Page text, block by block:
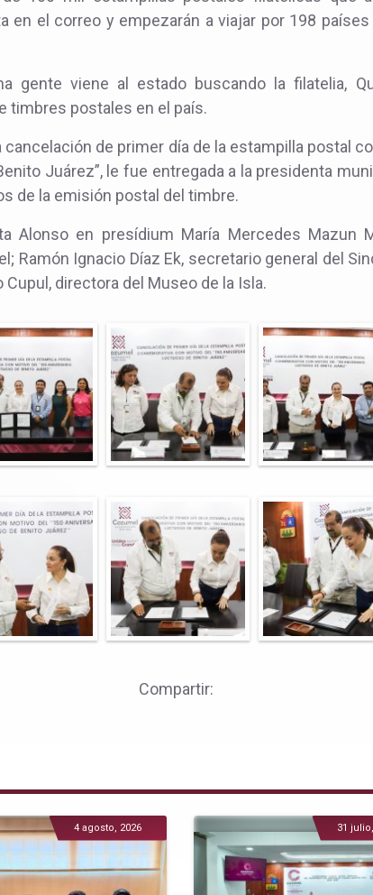
en el correo y empezarán a viajar por 198 países
gente viene al estado buscando la filatelia,
timbres postales en el país.
de primer día de la estampilla postal
Juárez”, le fue entregada a la presidenta
de la emisión postal del timbre.
Alonso en presídium María Mercedes Mazun
Ramón Ignacio Díaz Ek, secretario general del
Cupul, directora del Museo de la Isla.
Compartir:
4 agosto, 2026 31